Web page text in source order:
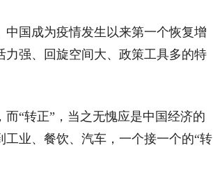
国成为疫情发生以来第一个恢复增
强、回旋空间大、政策工具多的特
“转正”，当之无愧应是中国经济的
业、餐饮、汽车，一个接一个的“转